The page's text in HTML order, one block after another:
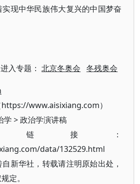
现中华民族伟大复兴的中国梦奋
入专题：北京冬奥会 冬残奥会
www.aisixiang.com）
学 >政治学演讲稿
链接：
data/132529.html
新华社，转载请注明原始出处，
定。